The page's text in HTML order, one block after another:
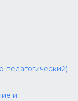
педагогический)
и